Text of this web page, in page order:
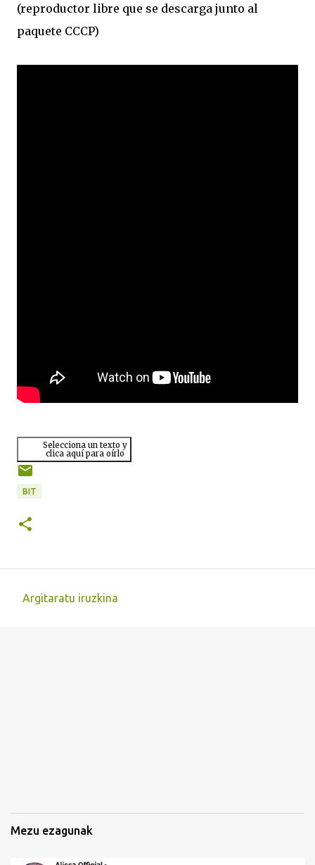
(reproductor libre que se descarga junto al
paquete CCCP)
Selecciona un texto y
clica aquí para oírlo
BIT
Argitaratu iruzkina
Mezu ezagunak